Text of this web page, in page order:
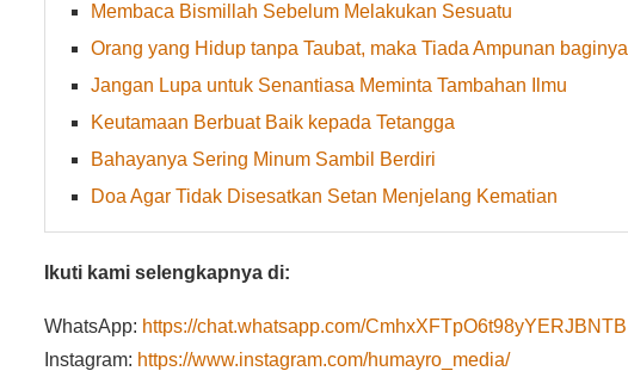
Membaca Bismillah Sebelum Melakukan Sesuatu
Orang yang Hidup tanpa Taubat, maka Tiada Ampunan baginya
Jangan Lupa untuk Senantiasa Meminta Tambahan Ilmu
Keutamaan Berbuat Baik kepada Tetangga
Bahayanya Sering Minum Sambil Berdiri
Doa Agar Tidak Disesatkan Setan Menjelang Kematian
Ikuti kami selengkapnya di:
WhatsApp: https://chat.whatsapp.com/CmhxXFTpO6t98yYERJBNTB
Instagram: https://www.instagram.com/humayro_media/